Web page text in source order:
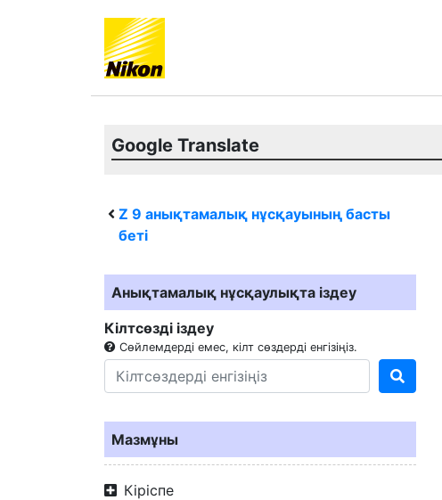
Google Translate
Z 9 анықтамалық нұсқауының басты
беті
Анықтамалық нұсқаулықта іздеу
Кілтсөзді іздеу
Сөйлемдерді емес, кілт сөздерді енгізіңіз.
Мазмұны
Кіріспе